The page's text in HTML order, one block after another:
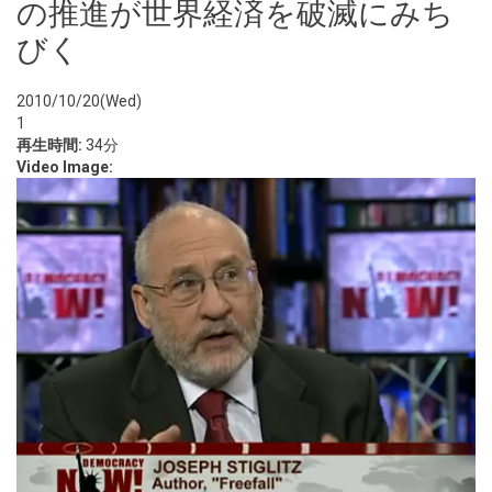
の推進が世界経済を破滅にみち
びく
2010/10/20(Wed)
1
再生時間: 34分
Video Image: